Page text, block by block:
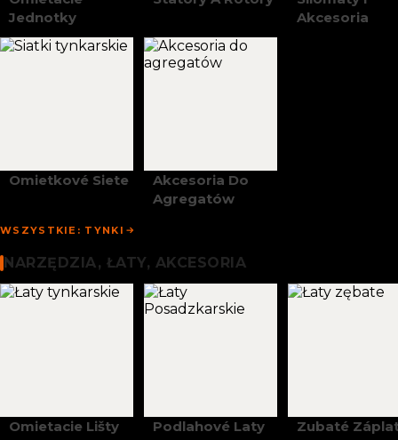
Jednotky
Akcesoria
Omietkové Siete
Akcesoria Do
Agregatów
WSZYSTKIE: TYNKI
NARZĘDZIA, ŁATY, AKCESORIA
Omietacie Lišty Podlahové Laty Zubaté